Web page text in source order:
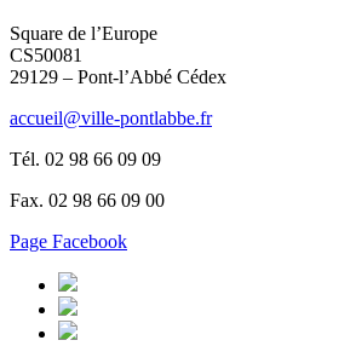
Square de l’Europe
CS50081
29129 – Pont-l’Abbé Cédex
accueil@ville-pontlabbe.fr
Tél. 02 98 66 09 09
Fax. 02 98 66 09 00
Page Facebook